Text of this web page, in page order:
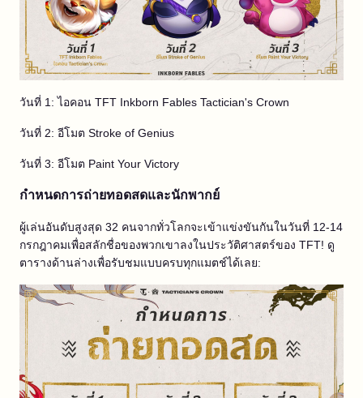
วันที่ 1: ไอคอน TFT Inkborn Fables Tactician's Crown
วันที่ 2: อีโมต Stroke of Genius
วันที่ 3: อีโมต Paint Your Victory
กำหนดการถ่ายทอดสดและนักพากย์
ผู้เล่นอันดับสูงสุด 32 คนจากทั่วโลกจะเข้าแข่งขันกันในวันที่ 12-14
กรกฎาคมเพื่อสลักชื่อของพวกเขาลงในประวัติศาสตร์ของ TFT! ดู
ตารางด้านล่างเพื่อรับชมแบบครบทุกแมตช์ได้เลย: